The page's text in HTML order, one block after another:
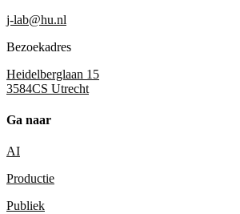
j-lab@hu.nl
Bezoekadres
Heidelberglaan 15
3584CS Utrecht
Ga naar
AI
Productie
Publiek